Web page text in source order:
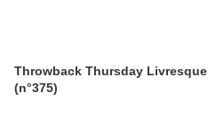
Throwback Thursday Livresque
(n°375)